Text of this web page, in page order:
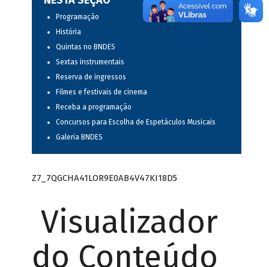
Programação
História
Quintas no BNDES
Sextas instrumentais
Reserva de ingressos
Filmes e festivais de cinema
Receba a programação
Concursos para Escolha de Espetáculos Musicais
Galeria BNDES
Z7_7QGCHA41LOR9E0AB4V47KI18D5
Visualizador
do Conteúdo